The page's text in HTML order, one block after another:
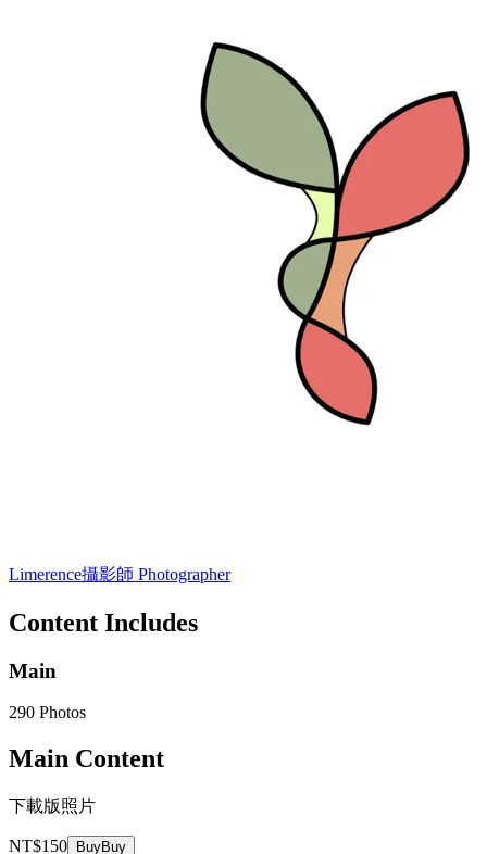
Limerence攝影師 Photographer
Content Includes
Main
290 Photos
Main Content
下載版照片
NT$150 BuyBuy